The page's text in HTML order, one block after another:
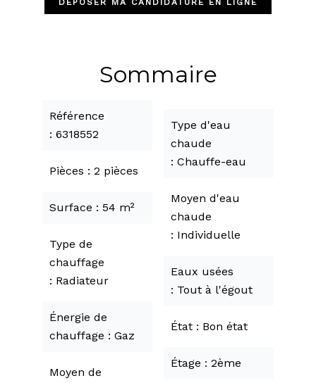
DEPOSER MA CANDIDATURE EN LIGNE
Sommaire
Référence
6318552
Pièces 2 pièces
Surface 54 m²
Type de
chauffage
Radiateur
Énergie de
chauffage
Gaz
Moyen de
Type d'eau
chaude
Chauffe-eau
Moyen d'eau
chaude
Individuelle
Eaux usées
Tout à l'égout
État Bon état
Étage 2ème